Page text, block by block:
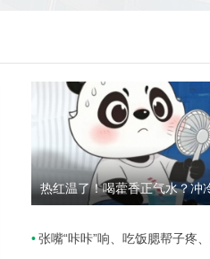
张嘴“咔咔”响、吃饭腮帮子疼、嘴